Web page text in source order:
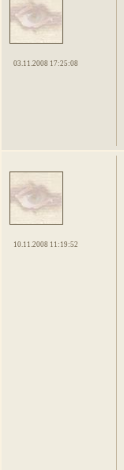
03.11.2008 17:25:08
10.11.2008 11:19:52